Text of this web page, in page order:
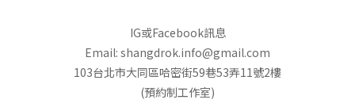
IG或Facebook訊息
Email: shangdrok.info@gmail.com
103台北市大同區哈密街59巷53弄11號2樓
(預約制工作室)